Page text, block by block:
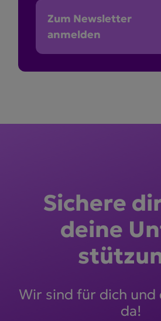
Zum Newsletter
anmelden
Sichere
deine
Wir sind für dich und
da!